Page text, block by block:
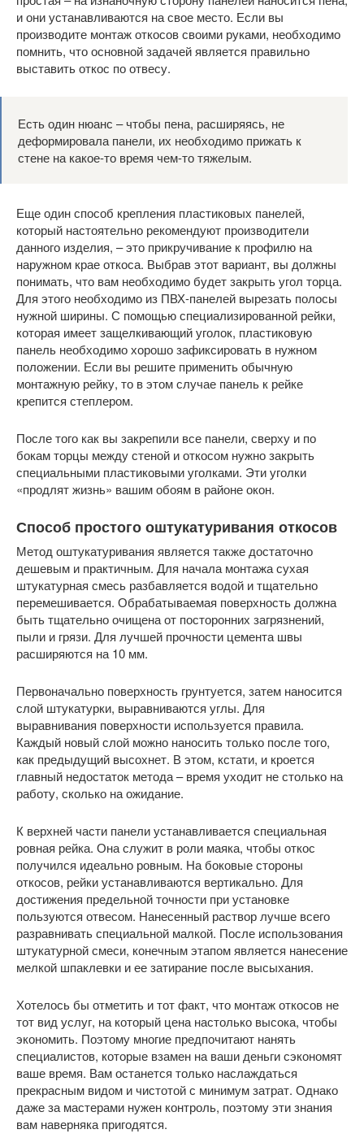
и они устанавливаются на свое место. Если вы
производите монтаж откосов своими руками, необходимо
помнить, что основной задачей является правильно
выставить откос по отвесу.
Есть один нюанс – чтобы пена, расширяясь, не
деформировала панели, их необходимо прижать к
стене на какое-то время чем-то тяжелым.
Еще один способ крепления пластиковых панелей,
который настоятельно рекомендуют производители
данного изделия, – это прикручивание к профилю на
наружном крае откоса. Выбрав этот вариант, вы должны
понимать, что вам необходимо будет закрыть угол торца.
Для этого необходимо из ПВХ-панелей вырезать полосы
нужной ширины. С помощью специализированной рейки,
которая имеет защелкивающий уголок, пластиковую
панель необходимо хорошо зафиксировать в нужном
положении. Если вы решите применить обычную
монтажную рейку, то в этом случае панель к рейке
крепится степлером.
После того как вы закрепили все панели, сверху и по
бокам торцы между стеной и откосом нужно закрыть
специальными пластиковыми уголками. Эти уголки
«продлят жизнь» вашим обоям в районе окон.
Способ простого оштукатуривания откосов
Метод оштукатуривания является также достаточно
дешевым и практичным. Для начала монтажа сухая
штукатурная смесь разбавляется водой и тщательно
перемешивается. Обрабатываемая поверхность должна
быть тщательно очищена от посторонних загрязнений,
пыли и грязи. Для лучшей прочности цемента швы
расширяются на 10 мм.
Первоначально поверхность грунтуется, затем наносится
слой штукатурки, выравниваются углы. Для
выравнивания поверхности используется правила.
Каждый новый слой можно наносить только после того,
как предыдущий высохнет. В этом, кстати, и кроется
главный недостаток метода – время уходит не столько на
работу, сколько на ожидание.
К верхней части панели устанавливается специальная
ровная рейка. Она служит в роли маяка, чтобы откос
получился идеально ровным. На боковые стороны
откосов, рейки устанавливаются вертикально. Для
достижения предельной точности при установке
пользуются отвесом. Нанесенный раствор лучше всего
разравнивать специальной малкой. После использования
штукатурной смеси, конечным этапом является нанесение
мелкой шпаклевки и ее затирание после высыхания.
Хотелось бы отметить и тот факт, что монтаж откосов не
тот вид услуг, на который цена настолько высока, чтобы
экономить. Поэтому многие предпочитают нанять
специалистов, которые взамен на ваши деньги сэкономят
ваше время. Вам останется только наслаждаться
прекрасным видом и чистотой с минимум затрат. Однако
даже за мастерами нужен контроль, поэтому эти знания
вам наверняка пригодятся.